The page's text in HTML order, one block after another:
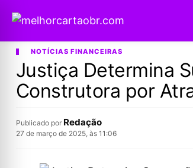
NOTÍCIAS FINANCEIRAS
Justiça Determina
Construtora por
Publicado por Redação
27 de março de 2025, às 11:06